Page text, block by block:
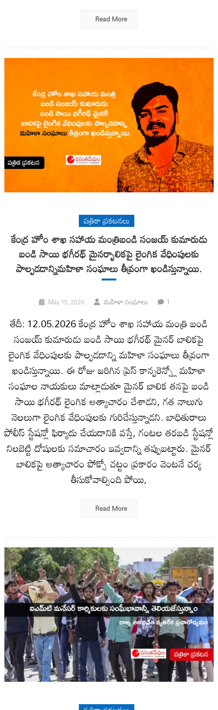
Read More
పత్రికా ప్రకటనలు
కేంద్ర హోం శాఖ సహాయ మంత్రిబండి సంజయ్ కుమారుడు
బండి సాయి భగీరథ్ మైనర్బాలికపై లైంగిక వేధింపులకు
పాల్పడడాన్నిమహిళా సంఘాలు తీవ్రంగా ఖండిస్తున్నాయి.
May 15, 2026 మహిళా సంఘాలు 1
తేదీ: 12.05.2026 కేంద్ర హోం శాఖ సహాయ మంత్రి బండి
సంజయ్ కుమారుడు బండి సాయి భగీరథ్ మైనర్ బాలికపై
లైంగిక వేధింపులకు పాల్పడడాన్ని మహిళా సంఘాలు తీవ్రంగా
ఖండిస్తున్నాయి. ఈ రోజు జరిగిన ప్రెస్ కాన్ఫరెన్స్లో మహిళా
సంఘాల నాయకులు మాట్లాడుతూ మైనర్ బాలిక తనపై బండి
సాయి భగీరథ్ లైంగిక అత్యాచారం చేశాడని, గత నాలుగు
నెలలుగా లైంగిక వేధింపులకు గురిచేస్తున్నాడని. బాధితురాలు
పోలీస్ స్టేషన్లో ఫిర్యాదు చేయడానికి వస్తే, గంటల తరబడి స్టేషన్లో
నిలబెట్టి దోషులకు సమాచారం ఇవ్వడాన్ని తప్పుబట్టారు. మైనర్
బాలికపై అత్యాచారం పోక్సో చట్టం ప్రకారం వెంటనే చర్య
తీసుకోవాల్సింది పోయి,
Read More